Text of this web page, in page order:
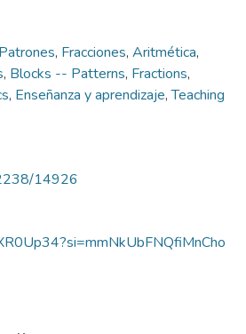
, Fracciones, Aritmética,
, Blocks -- Patterns, Fractions,
, Enseñanza y aprendizaje,Teaching
14926